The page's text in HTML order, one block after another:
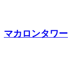
マカロンタワー